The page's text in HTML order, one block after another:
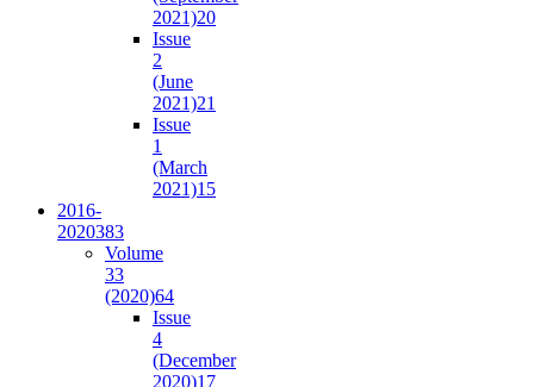
2021)20
Issue
2
(June
2021)21
Issue
1
(March
2021)15
2016-
2020383
Volume
33
(2020)64
Issue
4
(December
2020)17